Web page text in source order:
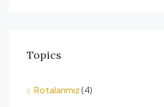
Topics
Rotalarımız (4)